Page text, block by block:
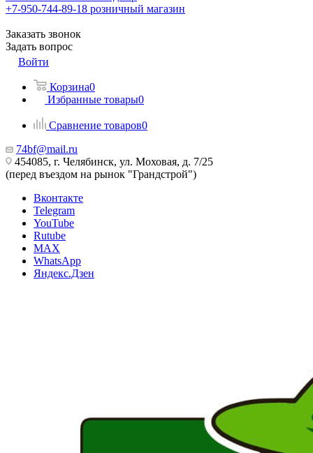
+7-950-744-89-18 розничный магазин
Заказать звонок
Задать вопрос
Войти
Корзина0
Избранные товары0
Сравнение товаров0
74bf@mail.ru
454085, г. Челябинск, ул. Моховая, д. 7/25
(перед въездом на рынок "Грандстрой")
Вконтакте
Telegram
YouTube
Rutube
MAX
WhatsApp
Яндекс.Дзен